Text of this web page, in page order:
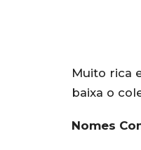
Muito rica
baixa o
Nomes